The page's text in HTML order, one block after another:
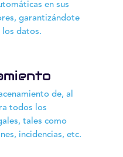
en sus
garantizándote
los datos.
de, al
todos los
tales como
incidencias, etc.